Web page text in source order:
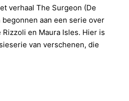
verhaal The Surgeon (De
aan een serie over
en Maura Isles. Hier is
van verschenen, die